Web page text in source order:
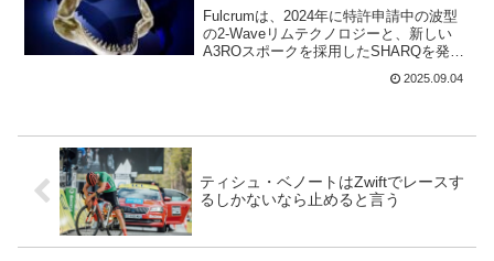
Fulcrumは、2024年に特許申請中の波型
の2-Waveリムテクノロジーと、新しい
A3ROスポークを採用したSHARQを発売
していた。今回のFulcrum Soniq 42は、
SHARQの廉価版だ。重量は155g重くな
2025.09.04
ティシュ・ベノートはZwiftでレースす
るしかないなら止めると言う